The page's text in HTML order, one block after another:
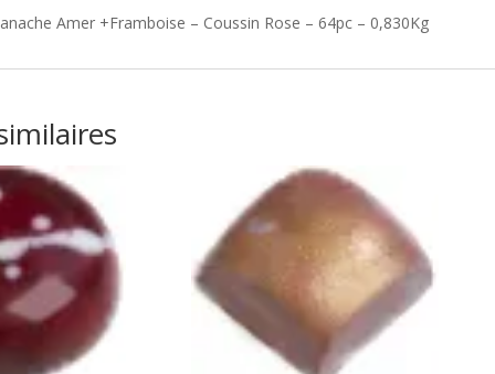
Amer +Framboise – Coussin Rose – 64pc – 0,830Kg